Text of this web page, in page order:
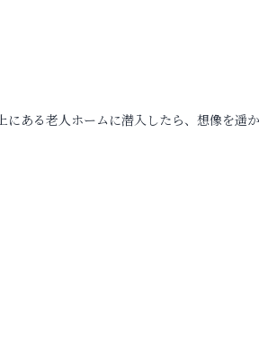
ある老人ホームに潜入したら、想像を遥